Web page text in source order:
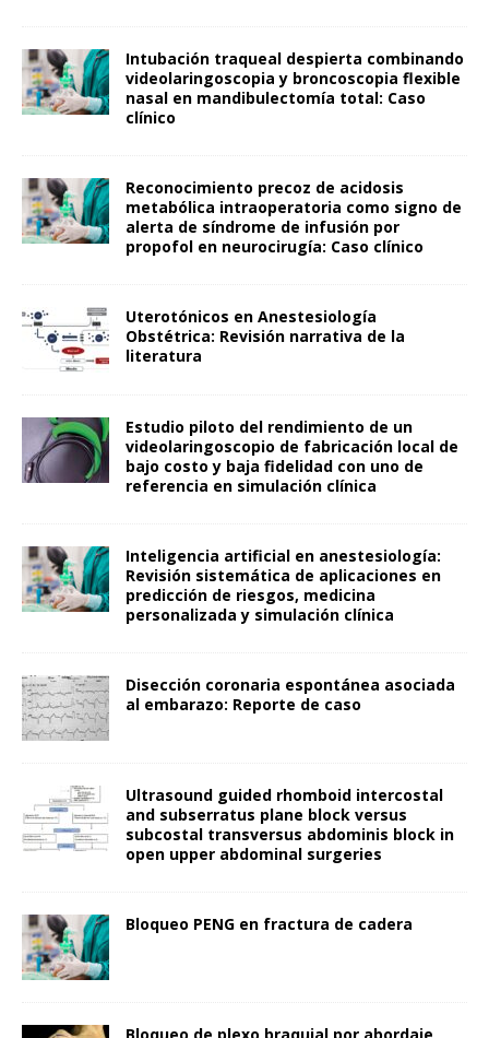
Intubación traqueal despierta combinando
videolaringoscopia y broncoscopia flexible
nasal en mandibulectomía total: Caso
clínico
Reconocimiento precoz de acidosis
metabólica intraoperatoria como signo de
alerta de síndrome de infusión por
propofol en neurocirugía: Caso clínico
Uterotónicos en Anestesiología
Obstétrica: Revisión narrativa de la
literatura
Estudio piloto del rendimiento de un
videolaringoscopio de fabricación local de
bajo costo y baja fidelidad con uno de
referencia en simulación clínica
Inteligencia artificial en anestesiología:
Revisión sistemática de aplicaciones en
predicción de riesgos, medicina
personalizada y simulación clínica
Disección coronaria espontánea asociada
al embarazo: Reporte de caso
Ultrasound guided rhomboid intercostal
and subserratus plane block versus
subcostal transversus abdominis block in
open upper abdominal surgeries
Bloqueo PENG en fractura de cadera